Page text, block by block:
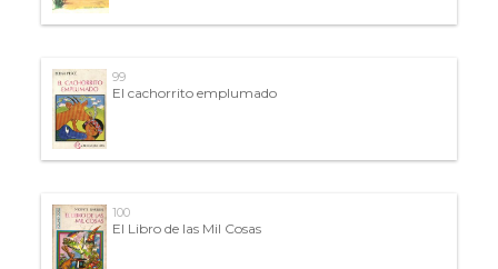
99
El cachorrito emplumado
100
El Libro de las Mil Cosas